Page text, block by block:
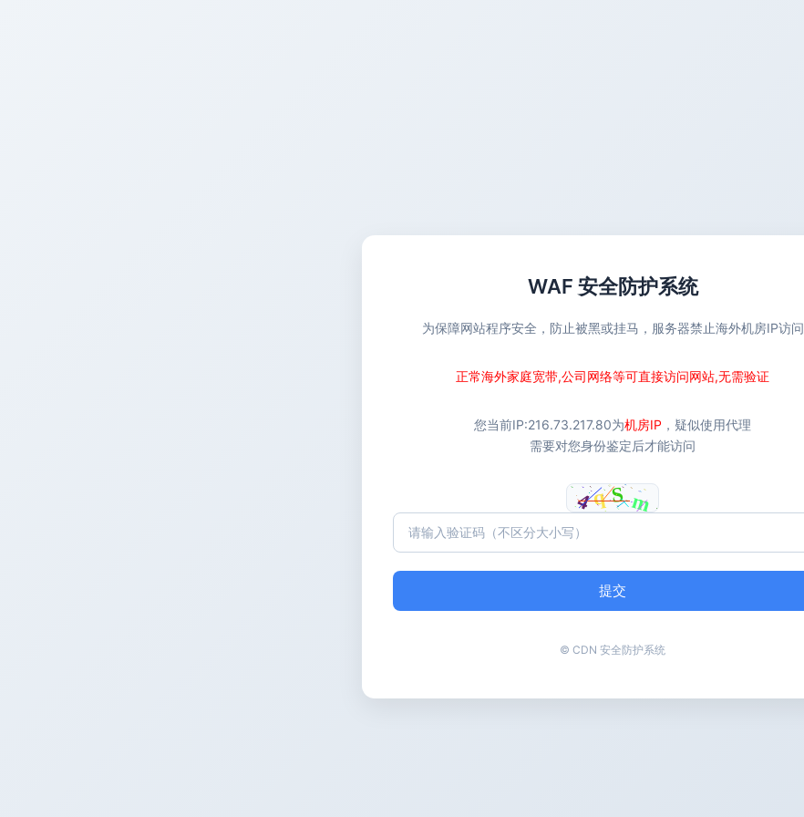
WAF 安全防护系统
为保障网站程序安全，防止被黑或挂马，服务器禁止海外机房IP访问
正常海外家庭宽带,公司网络等可直接访问网站,无需验证
您当前IP:216.73.217.80为机房IP ，疑似使用代理
需要对您身份鉴定后才能访问
提交
© CDN 安全防护系统